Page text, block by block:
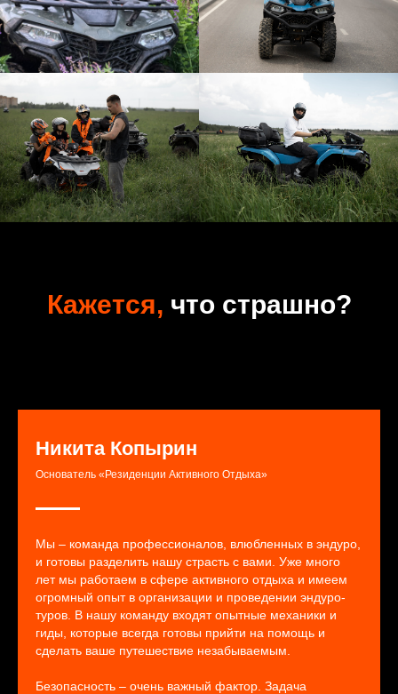
Кажется, что страшно?
Никита Копырин
Основатель «Резиденции Активного Отдыха»
Мы – команда профессионалов, влюбленных в эндуро,
и готовы разделить нашу страсть с вами. Уже много
лет мы работаем в сфере активного отдыха и имеем
огромный опыт в организации и проведении эндуро-
туров. В нашу команду входят опытные механики и
гиды, которые всегда готовы прийти на помощь и
сделать ваше путешествие незабываемым.
Безопасность – очень важный фактор. Задача